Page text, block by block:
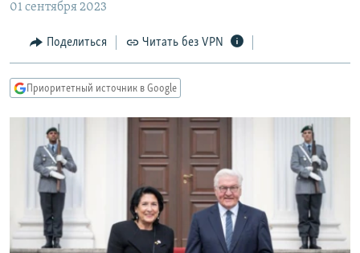
навигации
Вернутся
поиску
КУЛЬТУРА
IDEL.РЕАЛИИ
СЕВЕР.РЕАЛИИ
СИБИРЬ.РЕАЛИИ
РАСПИСАНИЕ ВЕЩАНИЯ
ПОДПИШИТЕСЬ НА РАССЫЛКУ
СОЦИАЛЬНЫЕ СЕТИ
01 сентября 2023
Поделиться Читать без VPN
Приоритетный источник в Google